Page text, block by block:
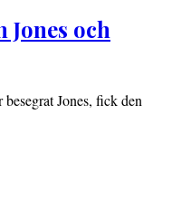
och
Jones, fick den